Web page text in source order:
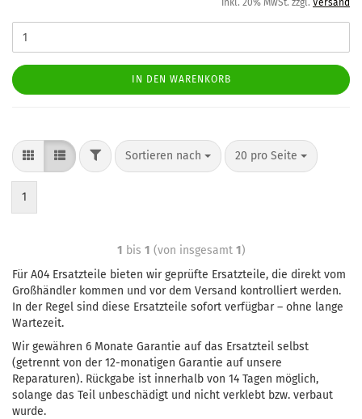
inkl. 20% MwSt. zzgl. Versand
IN DEN WARENKORB
Sortieren nach 20 pro Seite
1
1 bis 1 (von insgesamt 1)
Für A04 Ersatzteile bieten wir geprüfte Ersatzteile, die direkt vom
Großhändler kommen und vor dem Versand kontrolliert werden.
In der Regel sind diese Ersatzteile sofort verfügbar – ohne lange
Wartezeit.
Wir gewähren 6 Monate Garantie auf das Ersatzteil selbst
(getrennt von der 12-monatigen Garantie auf unsere
Reparaturen). Rückgabe ist innerhalb von 14 Tagen möglich,
solange das Teil unbeschädigt und nicht verklebt bzw. verbaut
wurde.